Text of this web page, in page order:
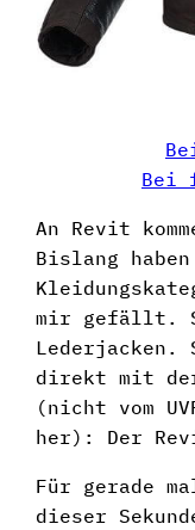
Bei
An Revit
Bislang
mir gefällt.
Lederjacken.
direkt mit
(nicht vom
her): Der
Für gerade
dieser